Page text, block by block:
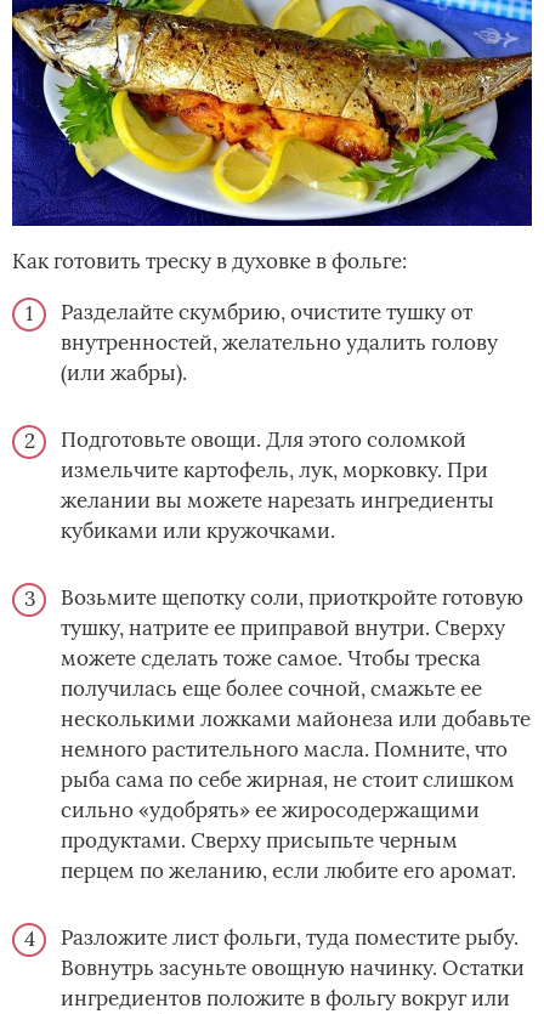
Как готовить треску в духовке в фольге:
Разделайте скумбрию, очистите тушку от
внутренностей, желательно удалить голову
(или жабры).
Подготовьте овощи. Для этого соломкой
измельчите картофель, лук, морковку. При
желании вы можете нарезать ингредиенты
кубиками или кружочками.
Возьмите щепотку соли, приоткройте готовую
тушку, натрите ее приправой внутри. Сверху
можете сделать тоже самое. Чтобы треска
получилась еще более сочной, смажьте ее
несколькими ложками майонеза или добавьте
немного растительного масла. Помните, что
рыба сама по себе жирная, не стоит слишком
сильно «удобрять» ее жиросодержащими
продуктами. Сверху присыпьте черным
перцем по желанию, если любите его аромат.
Разложите лист фольги, туда поместите рыбу.
Вовнутрь засуньте овощную начинку. Остатки
ингредиентов положите в фольгу вокруг или